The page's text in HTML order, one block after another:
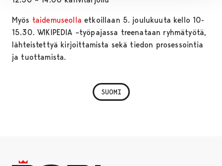
Myös taidemuseollaetkoillaan 5. joulukuuta kello 10-
15.30. WIKIPEDIA –työpajassa treenataan ryhmätyötä,
lähteistettyä kirjoittamista sekä tiedon prosessointia
ja tuottamista.
SUOMI